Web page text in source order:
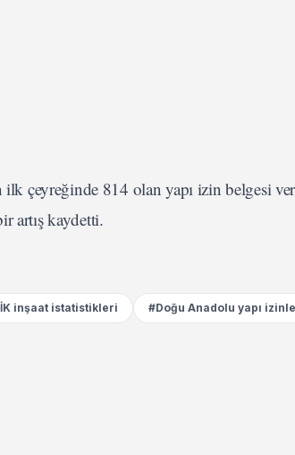
çeyreğinde 814 olan yapı izin belgesi
artış kaydetti.
inşaat istatistikleri #Doğu Anadolu yapı